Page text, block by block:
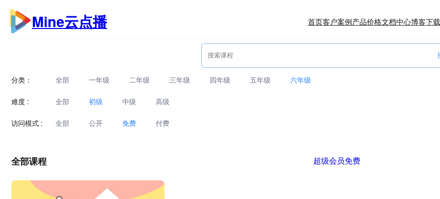
跳
至
内
Mine云点播 首页客户案例产品价格文档中心博客下载
分类： 全部 一年级 二年级 三年级 四年级 五年级 六年级
难度 : 全部 初级 中级 高级
访问模式 : 全部 公开 免费 付费
全部课程 超级会员免费